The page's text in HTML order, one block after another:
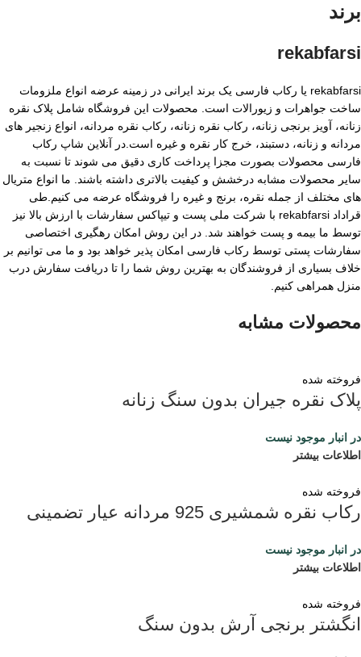
برند
rekabfarsi
rekabfarsi یا رکاب فارسی یک برند ایرانی در زمینه عرضه انواع ملزومات
ساخت جواهرات و زیورالات است. محصولات این فروشگاه شامل پلاک نقره
زنانه، آویز برنجی زنانه، رکاب نقره زنانه، رکاب نقره مردانه، انواع زنجیر های
مردانه و زنانه، دستبند، خرج کار نقره و غیره است.در آنلاین شاپ رکاب
فارسی محصولات بصورت مجزا پرداخت کاری دقیق می شوند تا نسبت به
سایر محصولات مشابه درخشش و کیفیت بالاتری داشته باشند. ما انواع متریال
های مختلف از جمله نقره، برنج و غیره را فروشگاه عرضه می کنیم.طی
قراداد rekabfarsi با شرکت ملی پست و تیپاکس سفارشات با ارزش بالا نیز
توسط ما بیمه و پست خواهند شد. در این روش امکان رهگیری اختصاصی
سفارشات پستی توسط رکاب فارسی امکان پذیر خواهد بود و ما می توانیم بر
خلاف بسیاری از فروشندگان به بهترین روش شما را تا دریافت سفارش درب
منزل همراهی کنیم.
محصولات مشابه
فروخته شده
پلاک نقره جیران بدون سنگ زنانه
در انبار موجود نیست
اطلاعات بیشتر
فروخته شده
رکاب نقره شمشیری 925 مردانه عیار تضمینی
در انبار موجود نیست
اطلاعات بیشتر
فروخته شده
انگشتر برنجی آرش بدون سنگ